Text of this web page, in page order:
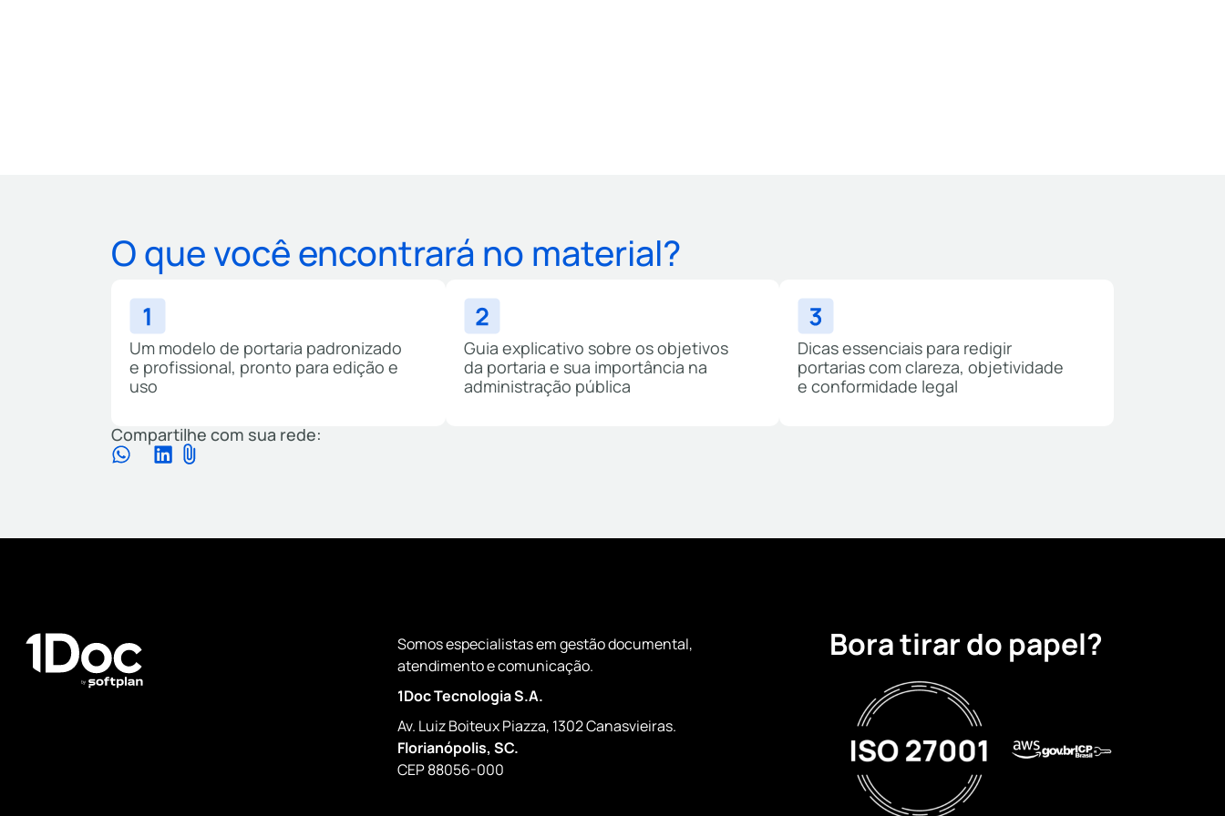
Compartilhe com sua rede:
O que você encontrará no material?
Um modelo de portaria padronizado
e profissional, pronto para edição e
uso
Guia explicativo sobre os objetivos
da portaria e sua importância na
administração pública
Dicas essenciais para redigir
portarias com clareza, objetividade
e conformidade legal
Somos especialistas em gestão documental,
atendimento e comunicação.
1Doc Tecnologia S.A.
Av. Luiz Boiteux Piazza, 1302 Canasvieiras.
Florianópolis, SC.
CEP 88056-000
Bora tirar do papel?